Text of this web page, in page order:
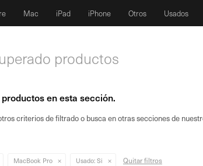
Mac iPad iPhone Otros Usados
productos
en esta sección.
criterios de filtrado o busca en otras secciones de
MacBook Pro Usado:Si Quitar filtros